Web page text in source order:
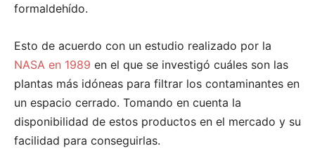
formaldehído.
Esto de acuerdo con un estudio realizado por la
NASA en 1989 en el que se investigó cuáles son las
plantas más idóneas para filtrar los contaminantes en
un espacio cerrado. Tomando en cuenta la
disponibilidad de estos productos en el mercado y su
facilidad para conseguirlas.